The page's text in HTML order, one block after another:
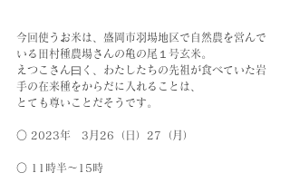
今回使うお米は、盛岡市羽場地区で自然農を営んで
いる田村種農場さんの亀の尾１号玄米。
えつこさん曰く、わたしたちの先祖が食べていた岩
手の在来種をからだに入れることは、
とても尊いことだそうです。
○ 2023年　3月26（日）27（月）
○ 11時半〜15時